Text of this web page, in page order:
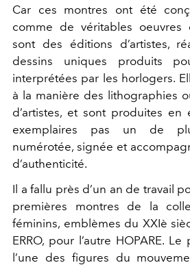
Car ces montres ont été
comme de véritables oeuvres
sont des éditions d’artistes,
dessins uniques produits
interprétées par les horlogers.
à la manière des lithographies
d’artistes, et sont produites en
exemplaires pas un de
numérotée, signée et
d’authenticité.
Il a fallu près d’un an de travail
premières montres de la
féminins, emblèmes du XXIè
ERRO, pour l’autre HOPARE.
l’une des figures du